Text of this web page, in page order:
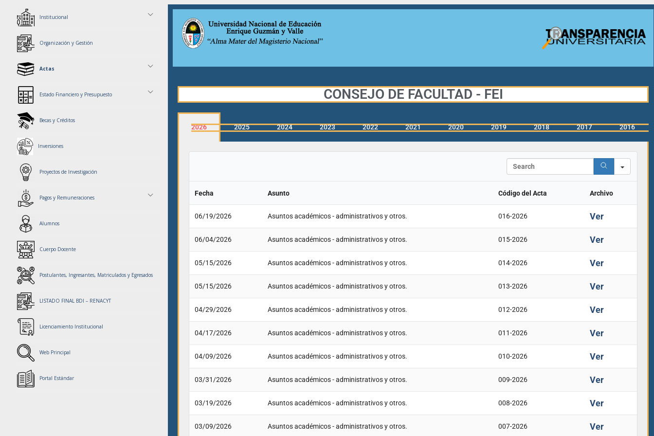
Institucional
Organización y Gestión
Actas
Estado Financiero y Presupuesto
Becas y Créditos
Inversiones
Proyectos de Investigación
Pagos y Remuneraciones
Alumnos
Cuerpo Docente
Postulantes, Ingresantes, Matriculados y Egresados
LISTADO FINAL BDI – RENACYT
Licenciamiento Institucional
Web Principal
Portal Estándar
CONSEJO DE FACULTAD - FEI
2026 2025 2024 2023 2022 2021 2020 2019 2018 2017 2016
Search
Fecha Asunto Código del Acta Archivo
06/19/2026 Asuntos académicos - administrativos y otros. 016-2026 Ver
06/04/2026 Asuntos académicos - administrativos y otros. 015-2026 Ver
05/15/2026 Asuntos académicos - administrativos y otros. 014-2026 Ver
05/15/2026 Asuntos académicos - administrativos y otros. 013-2026 Ver
04/29/2026 Asuntos académicos - administrativos y otros. 012-2026 Ver
04/17/2026 Asuntos académicos - administrativos y otros. 011-2026 Ver
04/09/2026 Asuntos académicos - administrativos y otros. 010-2026 Ver
03/31/2026 Asuntos académicos - administrativos y otros. 009-2026 Ver
03/19/2026 Asuntos académicos - administrativos y otros. 008-2026 Ver
03/09/2026 Asuntos académicos - administrativos y otros. 007-2026 Ver